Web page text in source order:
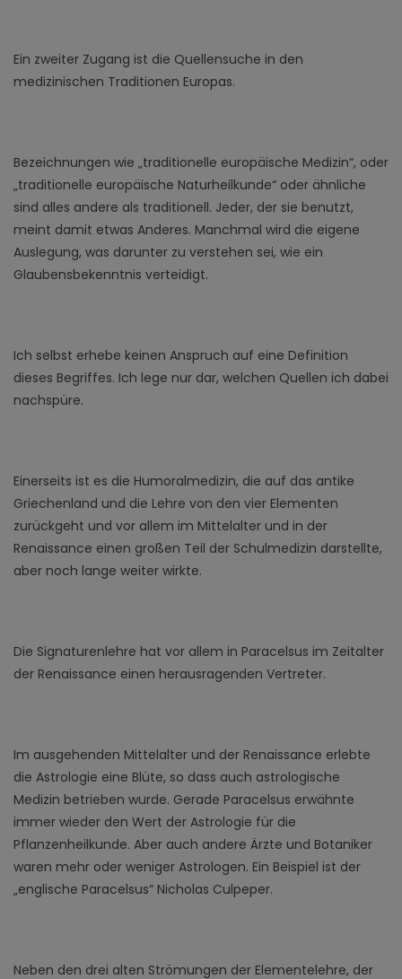
Ein zweiter Zugang ist die Quellensuche in den
medizinischen Traditionen Europas.
Bezeichnungen wie „traditionelle europäische Medizin“, oder
„traditionelle europäische Naturheilkunde“ oder ähnliche
sind alles andere als traditionell. Jeder, der sie benutzt,
meint damit etwas Anderes. Manchmal wird die eigene
Auslegung, was darunter zu verstehen sei, wie ein
Glaubensbekenntnis verteidigt.
Ich selbst erhebe keinen Anspruch auf eine Definition
dieses Begriffes. Ich lege nur dar, welchen Quellen ich dabei
nachspüre.
Einerseits ist es die Humoralmedizin, die auf das antike
Griechenland und die Lehre von den vier Elementen
zurückgeht und vor allem im Mittelalter und in der
Renaissance einen großen Teil der Schulmedizin darstellte,
aber noch lange weiter wirkte.
Die Signaturenlehre hat vor allem in Paracelsus im Zeitalter
der Renaissance einen herausragenden Vertreter.
Im ausgehenden Mittelalter und der Renaissance erlebte
die Astrologie eine Blüte, so dass auch astrologische
Medizin betrieben wurde. Gerade Paracelsus erwähnte
immer wieder den Wert der Astrologie für die
Pflanzenheilkunde. Aber auch andere Ärzte und Botaniker
waren mehr oder weniger Astrologen. Ein Beispiel ist der
„englische Paracelsus“ Nicholas Culpeper.
Neben den drei alten Strömungen der Elementelehre, der